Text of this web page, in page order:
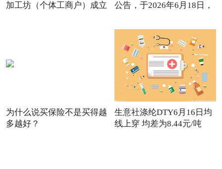
加工坊（个体工商户）成立
公告，于2026年6月18日，
为什么说买保险不是买得越
多越好？
生意社涤纶DTY6月16日均
线上穿 均差为8.44元/吨